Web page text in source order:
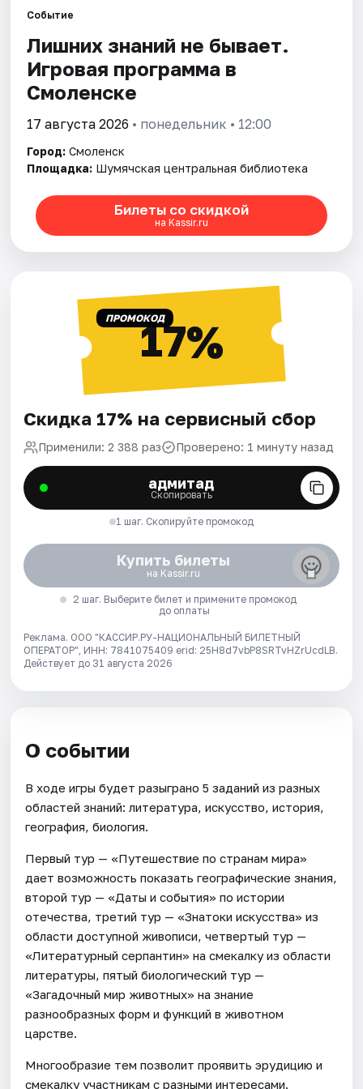
Площадки
Артисты
Рейтинги
Событие
Лишних знаний не бывает.
Игровая программа в
Смоленске
17 августа 2026 • понедельник • 12:00
Город: Смоленск
Площадка: Шумячская центральная библиотека
Билеты со скидкой
на Kassir.ru
ПРОМОКОД17%
Скидка 17% на сервисный сбор
Применили: 2 388 раз Проверено: 1 минуту назад
адмитад
Скопировать
1 шаг. Скопируйте промокод
Купить билеты
на Kassir.ru
2 шаг. Выберите билет и примените промокод
до оплаты
Реклама. ООО "КАССИР.РУ-НАЦИОНАЛЬНЫЙ БИЛЕТНЫЙ
ОПЕРАТОР", ИНН: 7841075409 erid: 25H8d7vbP8SRTvHZrUcdLB.
Действует до 31 августа 2026
О событии
В ходе игры будет разыграно 5 заданий из разных
областей знаний: литература, искусство, история,
география, биология.
Первый тур — «Путешествие по странам мира»
дает возможность показать географические знания,
второй тур — «Даты и события» по истории
отечества, третий тур — «Знатоки искусства» из
области доступной живописи, четвертый тур —
«Литературный серпантин» на смекалку из области
литературы, пятый биологический тур —
«Загадочный мир животных» на знание
разнообразных форм и функций в животном
царстве.
Многообразие тем позволит проявить эрудицию и
смекалку участникам с разными интересами.